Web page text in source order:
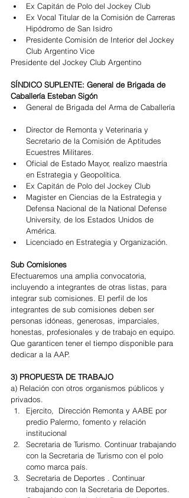
Ex Capitán de Polo del Jockey Club
Ex Vocal Titular de la Comisión de Carreras
Hipódromo de San Isidro
Presidente Comisión de Interior del Jockey
Club Argentino Vice
Presidente del Jockey Club Argentino
SÍNDICO SUPLENTE: General de Brigada de
Caballería Esteban Sigón
General de Brigada del Arma de Caballería
Director de Remonta y Veterinaria y
Secretario de la Comisión de Aptitudes
Ecuestres Militares.
Oficial de Estado Mayor, realizo maestría
en Estrategia y Geopolítica.
Ex Capitán de Polo del Jockey Club
Magister en Ciencias de la Estrategia y
Defensa Nacional de la National Defense
University, de los Estados Unidos de
América.
Licenciado en Estrategia y Organización.
Sub Comisiones
Efectuaremos una amplia convocatoria,
incluyendo a integrantes de otras listas, para
integrar sub comisiones. El perfil de los
integrantes de sub comisiones deben ser
personas idóneas, generosas, imparciales,
honestas, profesionales y de trabajo en equipo.
Que garanticen tener el tiempo disponible para
dedicar a la AAP.
3) PROPUESTA DE TRABAJO
a) Relación con otros organismos públicos y
privados.
Ejercito,  Dirección Remonta y AABE por
predio Palermo, fomento y relación
institucional
Secretaria de Turismo. Continuar trabajando
con la Secretaria de Turismo con el polo
como marca país.
Secretaria de Deportes . Continuar
trabajando con la Secretaria de Deportes.